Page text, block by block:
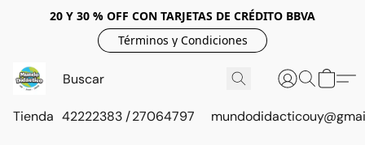
20 Y 30 % OFF CON TARJETAS DE CRÉDITO BBVA
Términos y Condiciones
Tienda 42222383 / 27064797